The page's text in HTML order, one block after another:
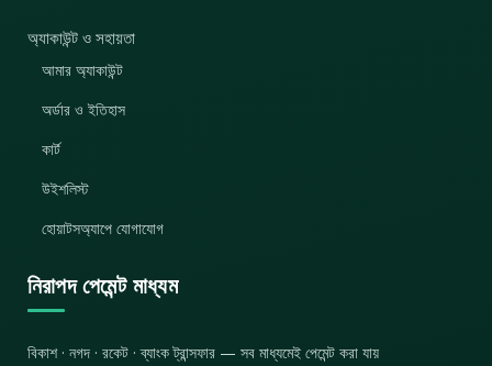
অ্যাকাউন্ট ও সহায়তা
আমার অ্যাকাউন্ট
অর্ডার ও ইতিহাস
কার্ট
উইশলিস্ট
হোয়াটসঅ্যাপে যোগাযোগ
নিরাপদ পেমেন্ট মাধ্যম
বিকাশ · নগদ · রকেট · ব্যাংক ট্রান্সফার — সব মাধ্যমেই পেমেন্ট করা যায়